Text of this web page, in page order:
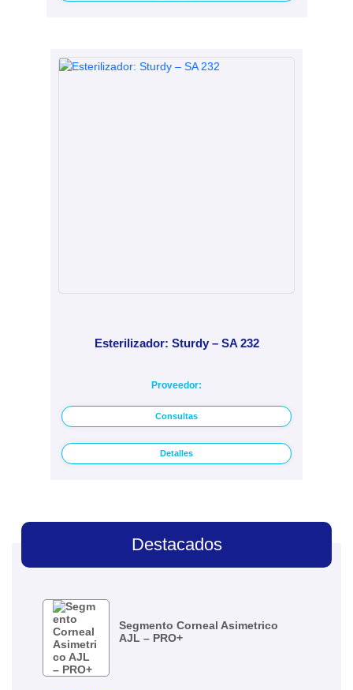
Esterilizador: Sturdy – SA 232
Proveedor:
Consultas
Detalles
Destacados
Segmento Corneal Asimetrico
AJL – PRO+